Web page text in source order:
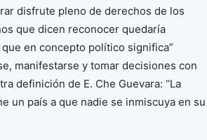
disfrute pleno de derechos de los
que dicen reconocer quedaría
en concepto político significa”
manifestarse y tomar decisiones con
definición de E. Che Guevara: “La
un país a que nadie se inmiscuya en su